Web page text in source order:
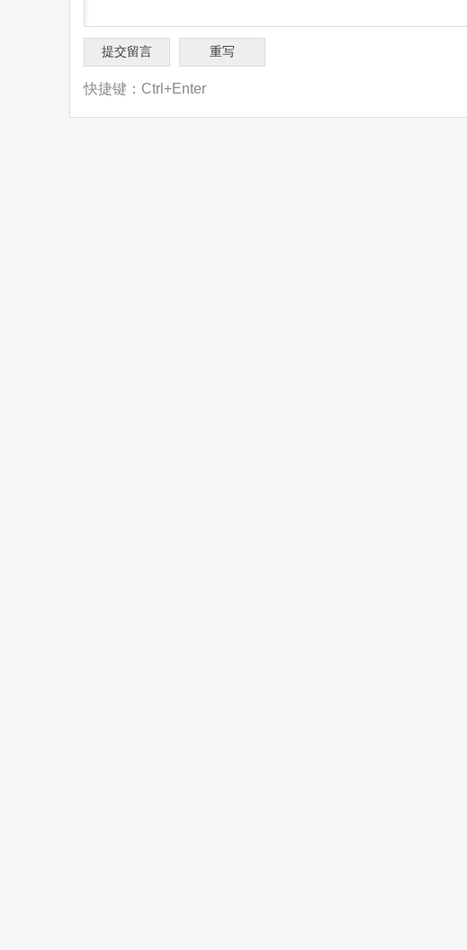
快捷键：Ctrl+Enter